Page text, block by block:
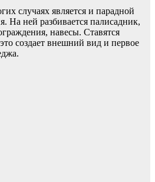
случаях является и парадной
На ней разбивается палисадник,
навесы. Ставятся
создает внешний вид и первое